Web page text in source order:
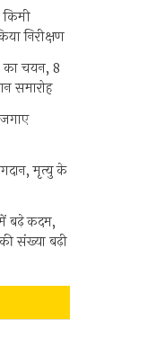
किमी
निरीक्षण
का चयन, 8
समारोह
मृत्यु के
में बढ़े कदम,
संख्या बढ़ी